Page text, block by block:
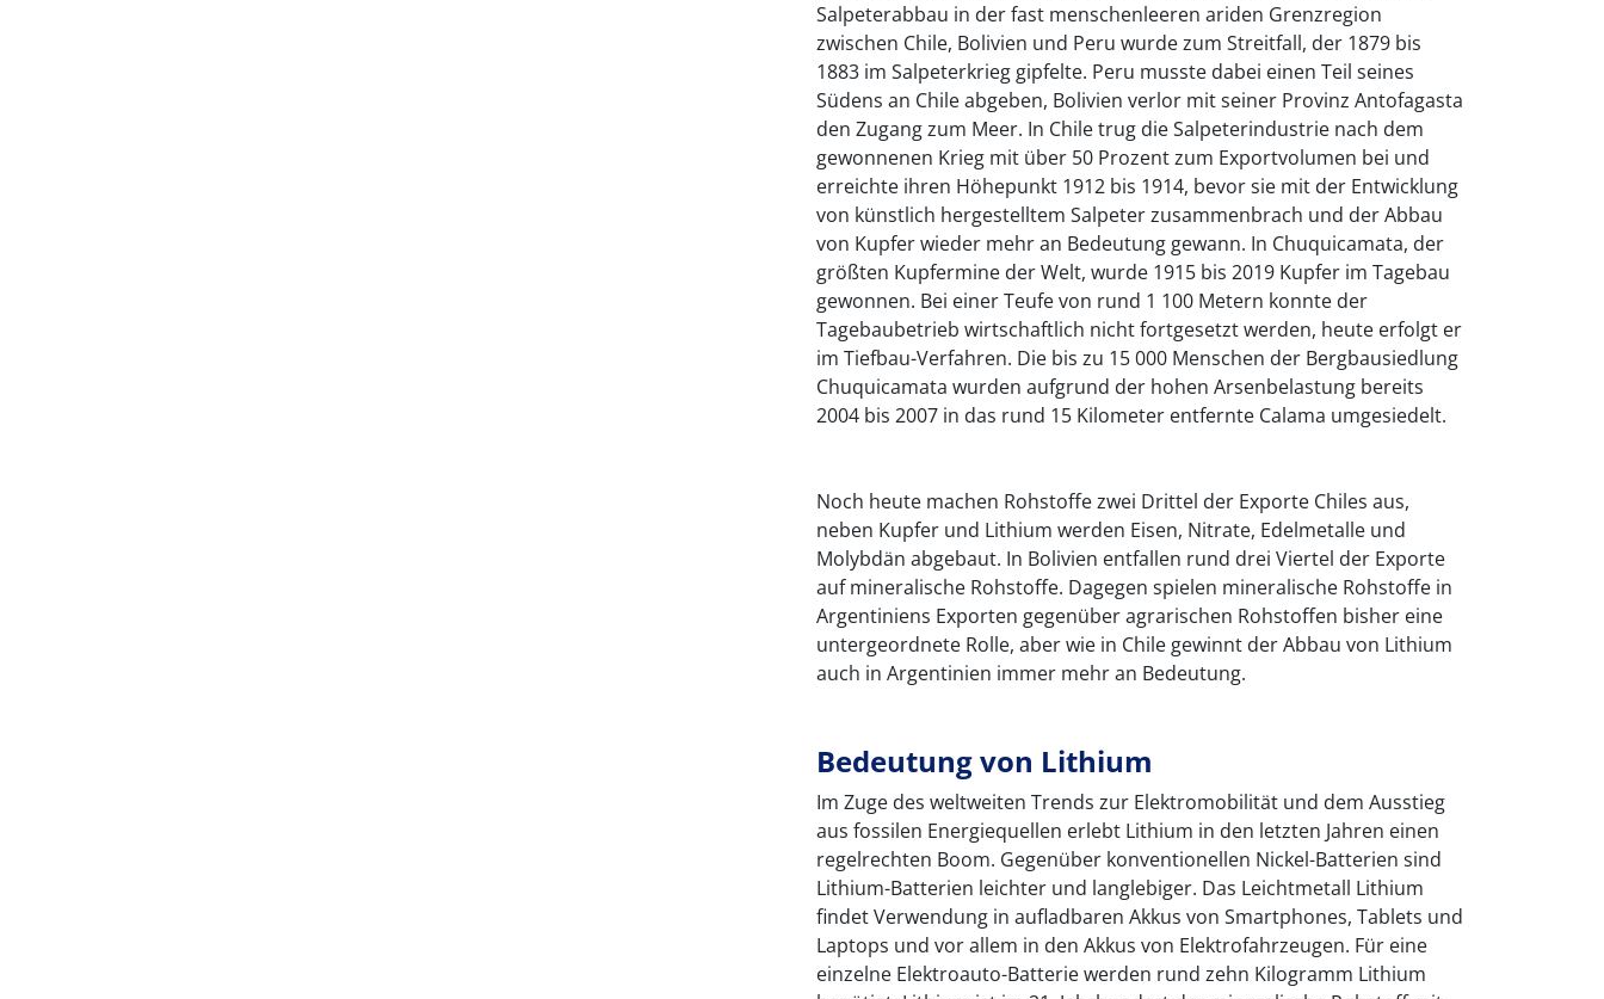
Salpeterabbau in der fast menschenleeren ariden Grenzregion
zwischen Chile, Bolivien und Peru wurde zum Streitfall, der 1879 bis
1883 im Salpeterkrieg gipfelte. Peru musste dabei einen Teil seines
Südens an Chile abgeben, Bolivien verlor mit seiner Provinz Antofagasta
den Zugang zum Meer. In Chile trug die Salpeterindustrie nach dem
gewonnenen Krieg mit über 50 Prozent zum Exportvolumen bei und
erreichte ihren Höhepunkt 1912 bis 1914, bevor sie mit der Entwicklung
von künstlich hergestelltem Salpeter zusammenbrach und der Abbau
von Kupfer wieder mehr an Bedeutung gewann. In Chuquicamata, der
größten Kupfermine der Welt, wurde 1915 bis 2019 Kupfer im Tagebau
gewonnen. Bei einer Teufe von rund 1 100 Metern konnte der
Tagebaubetrieb wirtschaftlich nicht fortgesetzt werden, heute erfolgt er
im Tiefbau-Verfahren. Die bis zu 15 000 Menschen der Bergbausiedlung
Chuquicamata wurden aufgrund der hohen Arsenbelastung bereits
2004 bis 2007 in das rund 15 Kilometer entfernte Calama umgesiedelt.
Noch heute machen Rohstoffe zwei Drittel der Exporte Chiles aus,
neben Kupfer und Lithium werden Eisen, Nitrate, Edelmetalle und
Molybdän abgebaut. In Bolivien entfallen rund drei Viertel der Exporte
auf mineralische Rohstoffe. Dagegen spielen mineralische Rohstoffe in
Argentiniens Exporten gegenüber agrarischen Rohstoffen bisher eine
untergeordnete Rolle, aber wie in Chile gewinnt der Abbau von Lithium
auch in Argentinien immer mehr an Bedeutung.
Bedeutung von Lithium
Im Zuge des weltweiten Trends zur Elektromobilität und dem Ausstieg
aus fossilen Energiequellen erlebt Lithium in den letzten Jahren einen
regelrechten Boom. Gegenüber konventionellen Nickel-Batterien sind
Lithium-Batterien leichter und langlebiger. Das Leichtmetall Lithium
findet Verwendung in aufladbaren Akkus von Smartphones, Tablets und
Laptops und vor allem in den Akkus von Elektrofahrzeugen. Für eine
einzelne Elektroauto-Batterie werden rund zehn Kilogramm Lithium